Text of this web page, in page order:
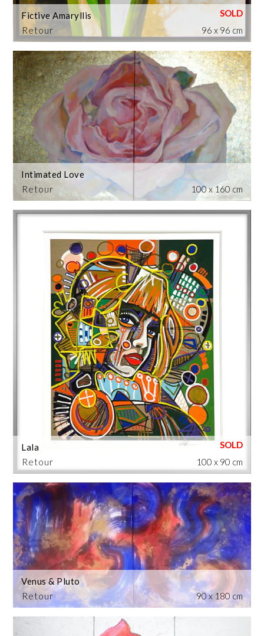
Retour
Fictive Amaryllis
96 x 96 cm
Retour
Intimated Love
100 x 160 cm
Retour
Lala
100 x 90 cm
Retour
Venus & Pluto
90 x 180 cm